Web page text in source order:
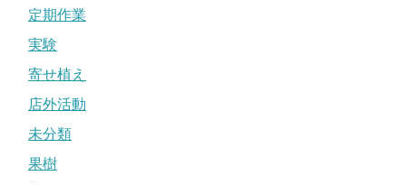
定期作業
実験
寄せ植え
店外活動
未分類
果樹